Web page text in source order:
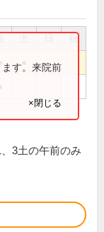
祝
す。来院前
×閉じる
3土の午前のみ